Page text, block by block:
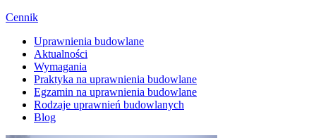
Cennik
Uprawnienia budowlane
Aktualności
Wymagania
Praktyka na uprawnienia budowlane
Egzamin na uprawnienia budowlane
Rodzaje uprawnień budowlanych
Blog